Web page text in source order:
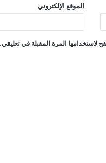
الموقع الإلكتروني
لاستخدامها المرة المقبلة في تعليقي.